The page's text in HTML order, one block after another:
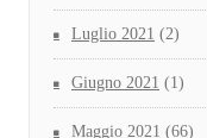
Luglio 2021 (2)
Giugno 2021 (1)
Maggio 2021 (66)